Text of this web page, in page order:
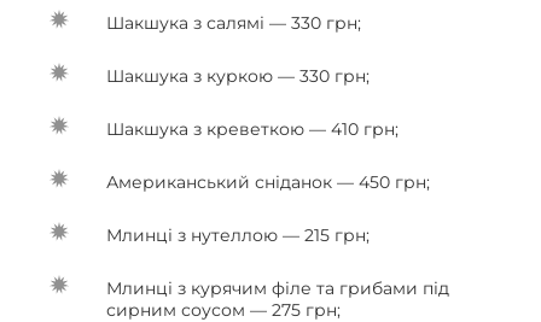
Шакшука з салямі — 330 грн;
Шакшука з куркою — 330 грн;
Шакшука з креветкою — 410 грн;
Американський сніданок — 450 грн;
Млинці з нутеллою — 215 грн;
Млинці з курячим філе та грибами під
сирним соусом — 275 грн;